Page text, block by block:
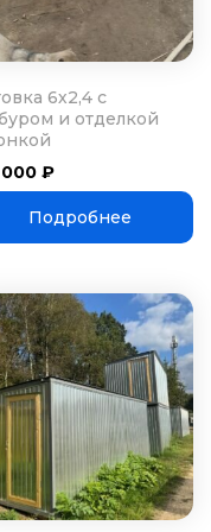
6х2,4 с
и отделкой
000 ₽
Подробнее